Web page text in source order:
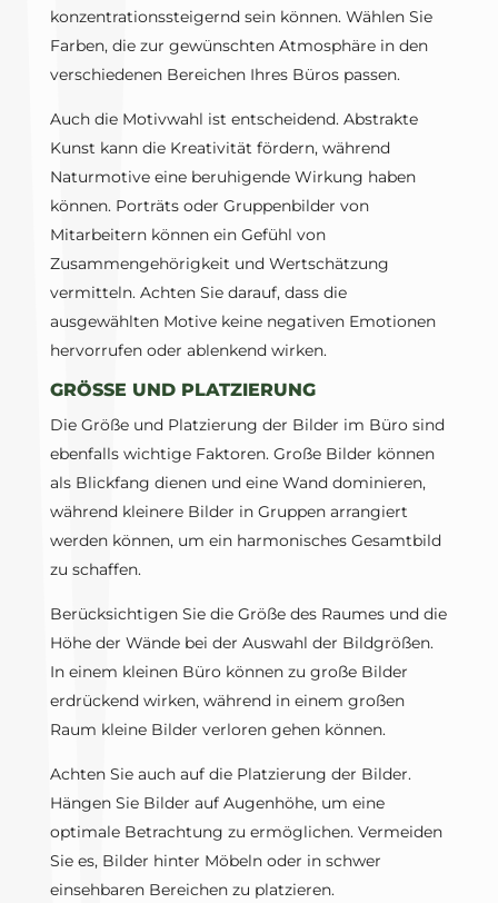
konzentrationssteigernd sein können. Wählen Sie
Farben, die zur gewünschten Atmosphäre in den
verschiedenen Bereichen Ihres Büros passen.
Auch die Motivwahl ist entscheidend. Abstrakte
Kunst kann die Kreativität fördern, während
Naturmotive eine beruhigende Wirkung haben
können. Porträts oder Gruppenbilder von
Mitarbeitern können ein Gefühl von
Zusammengehörigkeit und Wertschätzung
vermitteln. Achten Sie darauf, dass die
ausgewählten Motive keine negativen Emotionen
hervorrufen oder ablenkend wirken.
GRÖSSE UND PLATZIERUNG
Die Größe und Platzierung der Bilder im Büro sind
ebenfalls wichtige Faktoren. Große Bilder können
als Blickfang dienen und eine Wand dominieren,
während kleinere Bilder in Gruppen arrangiert
werden können, um ein harmonisches Gesamtbild
zu schaffen.
Berücksichtigen Sie die Größe des Raumes und die
Höhe der Wände bei der Auswahl der Bildgrößen.
In einem kleinen Büro können zu große Bilder
erdrückend wirken, während in einem großen
Raum kleine Bilder verloren gehen können.
Achten Sie auch auf die Platzierung der Bilder.
Hängen Sie Bilder auf Augenhöhe, um eine
optimale Betrachtung zu ermöglichen. Vermeiden
Sie es, Bilder hinter Möbeln oder in schwer
einsehbaren Bereichen zu platzieren.